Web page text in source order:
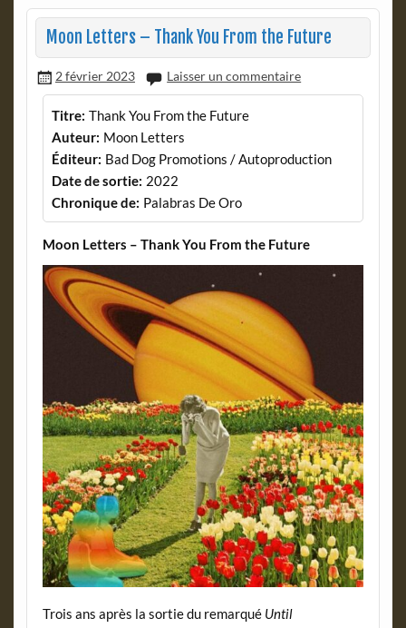
Moon Letters – Thank You From the Future
2 février 2023 Laisser un commentaire
Titre: Thank You From the Future
Auteur: Moon Letters
Éditeur: Bad Dog Promotions / Autoproduction
Date de sortie: 2022
Chronique de: Palabras De Oro
Moon Letters – Thank You From the Future
Trois ans après la sortie du remarqué Until